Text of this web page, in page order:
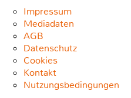
Impressum
Mediadaten
AGB
Datenschutz
Cookies
Kontakt
Nutzungsbedingungen